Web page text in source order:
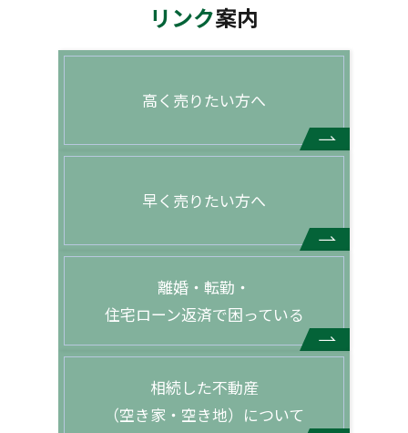
リンク案内
高く売りたい方へ
早く売りたい方へ
離婚・転勤・
住宅ローン返済で困っている
相続した不動産
（空き家・空き地）について